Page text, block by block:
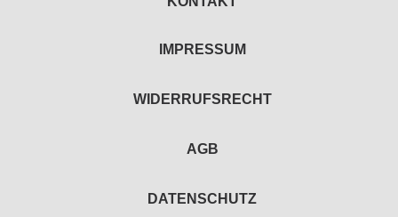
IMPRESSUM
WIDERRUFSRECHT
AGB
DATENSCHUTZ